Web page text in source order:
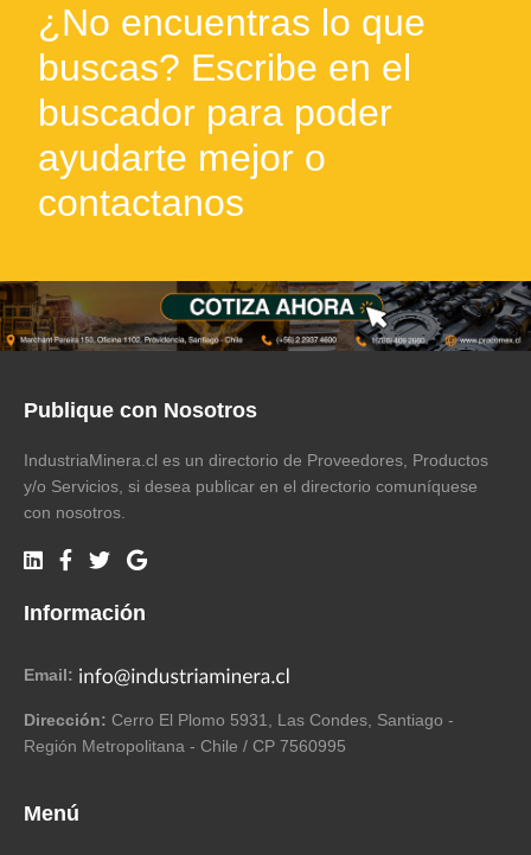
¿No encuentras lo que
buscas? Escribe en el
buscador para poder
ayudarte mejor o
contactanos
Publique con Nosotros
IndustriaMinera.cl es un directorio de Proveedores, Productos
y/o Servicios, si desea publicar en el directorio comuníquese
con nosotros.
Información
Email:
Dirección: Cerro El Plomo 5931, Las Condes, Santiago -
Región Metropolitana - Chile / CP 7560995
Menú